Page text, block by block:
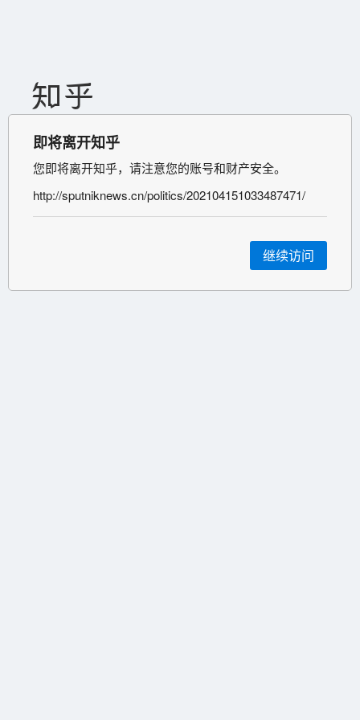
即将离开知乎
您即将离开知乎，请注意您的账号和财产安全。
http://sputniknews.cn/politics/202104151033487471/
继续访问